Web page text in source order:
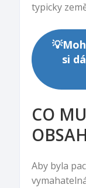
typicky
si
CO
Aby byla